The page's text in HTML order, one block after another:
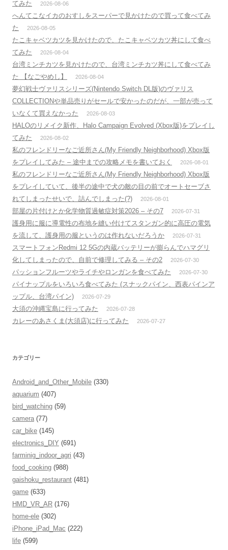
てみた
2026-08-06
へんてこなイカのおすしをスーパーで見かけたので買って食べてみ
た
2026-08-05
たこキャベツカツを見かけたので、たこキャベツカツ丼にして食べ
てみた
2026-08-04
台湾ミンチカツを見かけたので、台湾ミンチカツ丼にして食べてみ
た 【なごやめし】
2026-08-04
夢幻戦士ヴァリスシリーズ(Nintendo Switch DL版)のヴァリス
COLLECTIONや単品売りがセールで安かったのだが、一部が売って
いなくて買えなかった
2026-08-03
HALOのリメイク新作、Halo Campaign Evolved (Xbox版)をプレイし
てみた
2026-08-02
私のフレンドリーなご近所さん(My Friendly Neighborhood) Xbox版
をプレイしてみた – 途中までの攻略メモを書いておく
2026-08-01
私のフレンドリーなご近所さん(My Friendly Neighborhood) Xbox版
をプレイしていて、後半の途中で犬の敵の目の前でオートセーブさ
れてしまったせいで、詰んでしまった(?)
2026-08-01
部屋の片付けとか化学物質過敏症対策2026 – その7 2026-07-31
護身用に服に導電性の布地を縫い付けてスタンガン的に高圧の電気
を流して、護身用の服というのは作れないだろうか
2026-07-31
スマートフォンRedmi 12 5Gの内蔵バッテリーが膨らんでハマグリ
化してしまったので、自前で修理してみる – その2
2026-07-30
パッションフルーツやライチやロンガンを食べてみた 2026-07-30
パイナップルをいろいろ食べてみた (スナックパイン、西表パインア
ップル、台湾パイン)
2026-07-29
大須の沖縄宝島に行ってみた 2026-07-28
カレーのあさくま(大須店)に行ってみた 2026-07-27
カテゴリー
Android_and_Other_Mobile (330)
aquarium (407)
bird_watching (59)
camera (77)
car_bike (145)
electronics_DIY (691)
farminig_indoor_agri (43)
food_cooking (988)
gaishoku_restaurant (481)
game (633)
HMD_VR_AR (176)
home-ele (302)
iPhone_iPad_Mac (222)
life (599)